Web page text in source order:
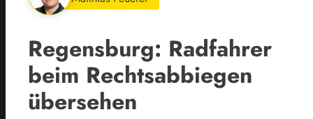
Regensburg: Radfahrer
beim Rechtsabbiegen
übersehen